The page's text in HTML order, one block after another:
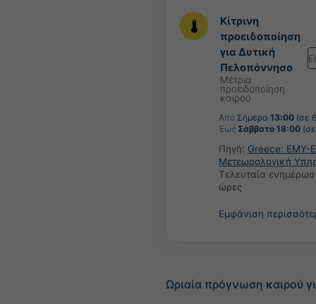
Κίτρινη
προειδοποίηση
για Δυτική
Πελοπόννησο
Μέτρια
προειδοποίηση
καιρού
Από Σήμερα 13:00 (σε
Έως Σάββατο 18:00
Πηγή: Greece: ΕΜΥ-
Μετεωρολογική
Τελευταία
ώρες
Εμφάνιση
Ωριαία πρόγνωση καιρού